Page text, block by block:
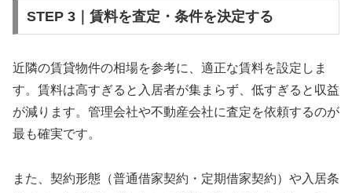
STEP 3｜賃料を査定・条件を決定する
近隣の賃貸物件の相場を参考に、適正な賃料を設定しま
す。賃料は高すぎると入居者が集まらず、低すぎると収益
が減ります。管理会社や不動産会社に査定を依頼するのが
最も確実です。
また、契約形態（普通借家契約・定期借家契約）や入居条